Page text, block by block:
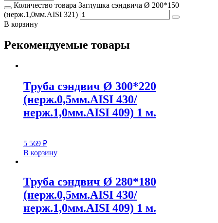
Количество товара Заглушка сэндвича Ø 200*150
(нерж.1,0мм.AISI 321)
В корзину
Рекомендуемые товары
Труба сэндвич Ø 300*220
(нерж.0,5мм.AISI 430/
нерж.1,0мм.AISI 409) 1 м.
5 569 ₽
В корзину
Труба сэндвич Ø 280*180
(нерж.0,5мм.AISI 430/
нерж.1,0мм.AISI 409) 1 м.